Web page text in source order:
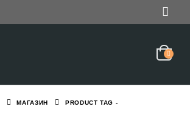
МАГАЗИН PRODUCT TAG -